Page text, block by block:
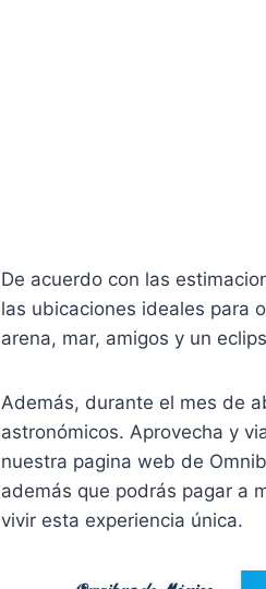
De acuerdo con las
las ubicaciones ideales para
arena, mar, amigos y un
Además, durante el mes de
astronómicos. Aprovecha y
nuestra pagina web de
además que podrás pagar a
vivir esta experiencia única.